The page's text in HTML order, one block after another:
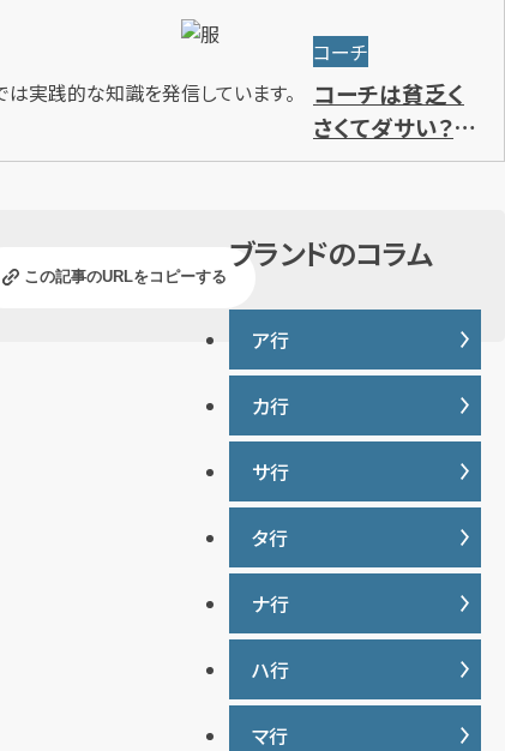
実践的な知識を発信しています。
この記事のURLをコピーする
勝手やサイズ・人
気色を解説
コーチ
コーチは貧乏く
さくてダサい？年
齢層別のブラン
ブランドのコラム
ア行
IWC
ヴァシュロンコンスタンタン
ウブロ
エルメス
オーデマ ピゲ
オメガ
カ行
カナダグース
カルティエ
グッチ
クロムハーツ
ケイト・スペード
コーチ
サ行
サマンサタバサ
ジーショック
ジャガー・ルクルト
シャネル
シュプリーム
ショパール
タ行
タグ・ホイヤー
ディオール
ティファニー
トリーバーチ
ナ行
ナイキ
ハ行
バーバリー
マ行